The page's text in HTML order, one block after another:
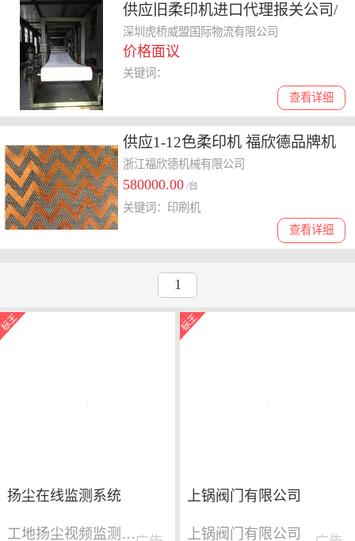
供应旧柔印机进口代理报关公司/
二手柔印机进口报关公司
深圳虎桥威盟国际物流有限公司
价格面议
查看详细
关键词：
供应1-12色柔印机 福欣德品牌机
浙江福欣德机械有限公司
580000.00 /台
查看详细
关键词：印刷机
1
扬尘在线监测系统
工地扬尘视频监测系统
上锅阀门有限公司
上锅阀门有限公司